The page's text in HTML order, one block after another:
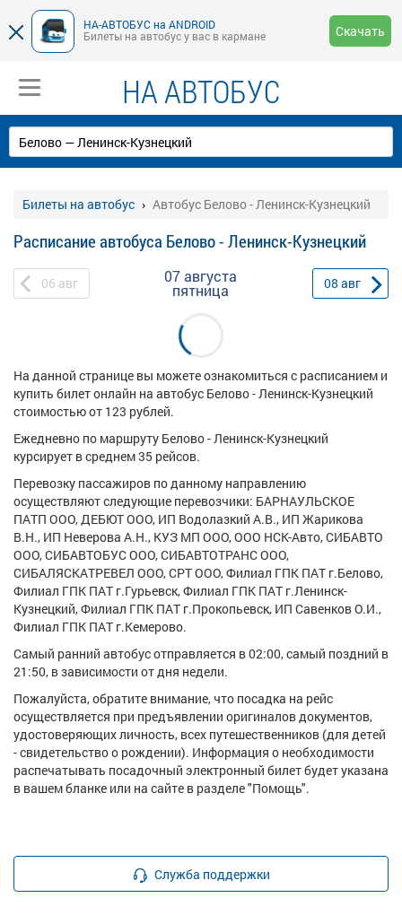
НА-АВТОБУС на ANDROID
Билеты на автобус у вас в кармане
Скачать
НА АВТОБУС
Билеты на автобус Автобус Белово - Ленинск-Кузнецкий
Расписание автобуса Белово - Ленинск-Кузнецкий
06 авг 07 августа
пятница 08 авг
На данной странице вы можете ознакомиться с расписанием и
купить билет онлайн на автобус Белово - Ленинск-Кузнецкий
стоимостью от 123 рублей.
Ежедневно по маршруту Белово - Ленинск-Кузнецкий
курсирует в среднем 35 рейсов.
Перевозку пассажиров по данному направлению
осуществляют следующие перевозчики: БАРНАУЛЬСКОЕ
ПАТП ООО, ДЕБЮТ ООО, ИП Водолазкий А.В., ИП Жарикова
В.Н., ИП Неверова А.Н., КУЗ МП ООО, ООО НСК-Авто, СИБАВТО
ООО, СИБАВТОБУС ООО, СИБАВТОТРАНС ООО,
СИБАЛЯСКАТРЕВЕЛ ООО, СРТ ООО, Филиал ГПК ПАТ г.Белово,
Филиал ГПК ПАТ г.Гурьевск, Филиал ГПК ПАТ г.Ленинск-
Кузнецкий, Филиал ГПК ПАТ г.Прокопьевск, ИП Савенков О.И.,
Филиал ГПК ПАТ г.Кемерово.
Самый ранний автобус отправляется в 02:00, самый поздний в
21:50, в зависимости от дня недели.
Пожалуйста, обратите внимание, что посадка на рейс
осуществляется при предъявлении оригиналов документов,
удостоверяющих личность, всех путешественников (для детей
- свидетельство о рождении). Информация о необходимости
распечатывать посадочный электронный билет будет указана
в вашем бланке или на сайте в разделе "Помощь".
Служба поддержки